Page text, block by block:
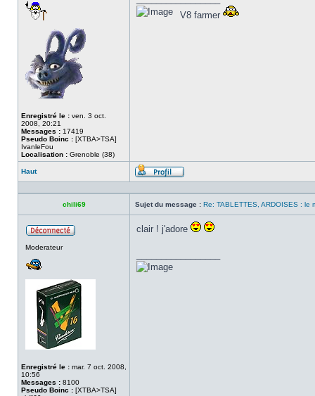
Enregistré le : ven. 3 oct.
2008, 20:21
Messages : 17419
Pseudo Boinc : [XTBA>TSA]
IvanleFou
Localisation : Grenoble (38)
V8 farmer
Haut
Profil
chili69 Sujet du message : Re: TABLETTES, ARDOISES : le
Moderateur
Enregistré le : mar. 7 oct. 2008,
10:56
Messages : 8100
Pseudo Boinc : [XTBA>TSA]
clair ! j'adore